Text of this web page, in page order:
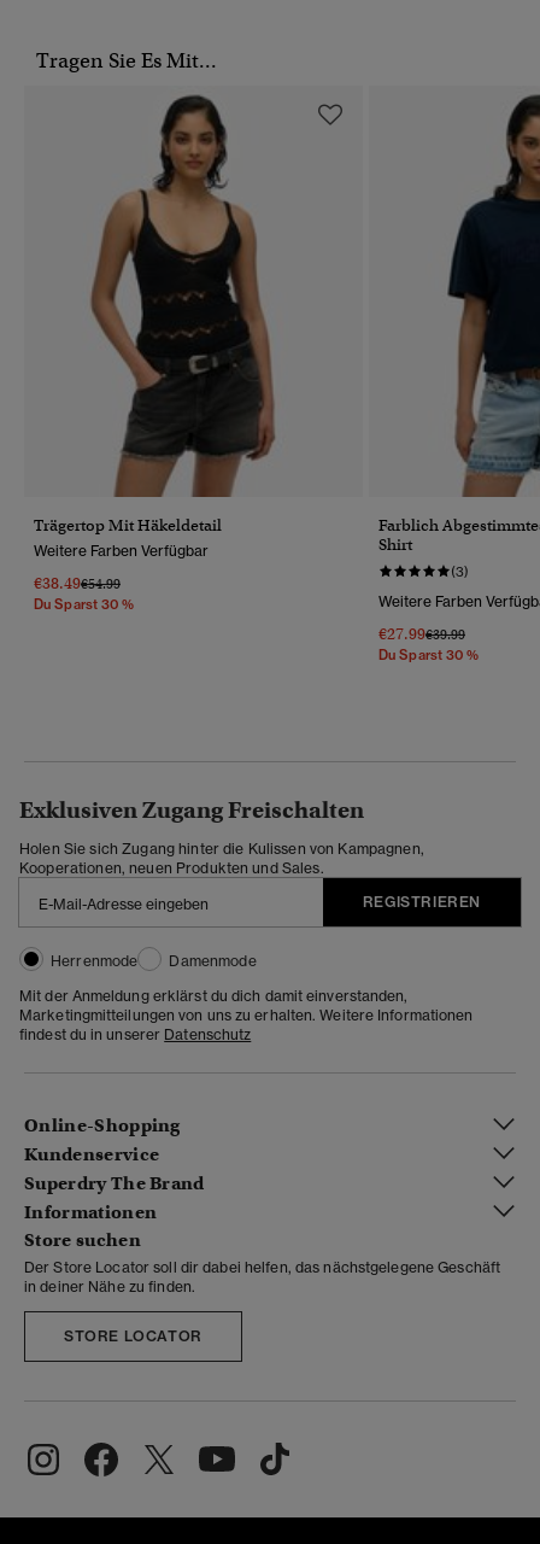
Tragen Sie Es Mit...
Trägertop Mit Häkeldetail
Weitere Farben Verfügbar
€38.49Preis Wurde Reduziert Von
€54.99Bis
Du Sparst 30 %
Farblich
Shirt
(3)
Weitere Farben
€27.99Preis Wurde
€39.99Bis
Du Sparst 30 %
Exklusiven Zugang Freischalten
Holen Sie sich Zugang hinter die Kulissen von Kampagnen,
Kooperationen, neuen Produkten und Sales.
REGISTRIEREN
Herrenmode
Damenmode
Mit der Anmeldung erklärst du dich damit einverstanden,
Marketingmitteilungen von uns zu erhalten. Weitere Informationen
findest du in unserer Datenschutz
Online-Shopping
Kundenservice
Superdry The Brand
Informationen
Store suchen
Der Store Locator soll dir dabei helfen, das nächstgelegene Geschäft
in deiner Nähe zu finden.
STORE LOCATOR